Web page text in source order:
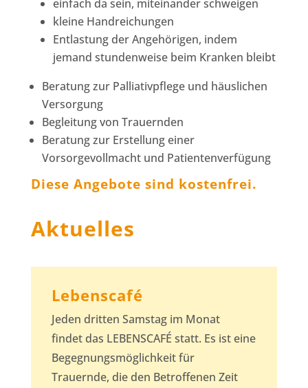
einfach da sein, miteinander schweigen
kleine Handreichungen
Entlastung der Angehörigen, indem
jemand stundenweise beim Kranken bleibt
Beratung zur Palliativpflege und häuslichen
Versorgung
Begleitung von Trauernden
Beratung zur Erstellung einer
Vorsorgevollmacht und Patientenverfügung
Diese Angebote sind kostenfrei.
Aktuelles
Lebenscafé
Jeden dritten Samstag im Monat
findet das LEBENSCAFÉ statt. Es ist eine
Begegnungsmöglichkeit für
Trauernde, die den Betroffenen Zeit